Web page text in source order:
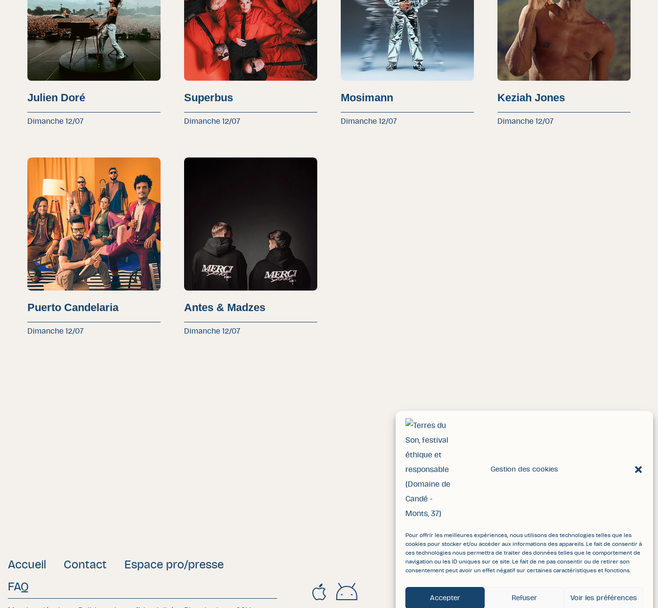
Gestion des cookies
Pour offrir les meilleures expériences, nous utilisons des technologies telles que les
cookies pour stocker et/ou accéder aux informations des appareils. Le fait de consentir à
ces technologies nous permettra de traiter des données telles que le comportement de
navigation ou les ID uniques sur ce site. Le fait de ne pas consentir ou de retirer son
consentement peut avoir un effet négatif sur certaines caractéristiques et fonctions.
Accepter Refuser Voir les préférences
Julien Doré
Dimanche 12/07
Superbus
Dimanche 12/07
Mosimann
Dimanche 12/07
Keziah Jones
Dimanche 12/07
Puerto Candelaria
Dimanche 12/07
Antes & Madzes
Dimanche 12/07
Accueil Contact
Espace pro/presse
FAQ